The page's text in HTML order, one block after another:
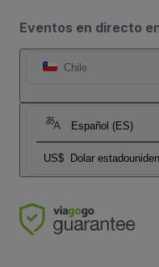
Eventos en directo
Chile
Español (ES)
US$ Dolar